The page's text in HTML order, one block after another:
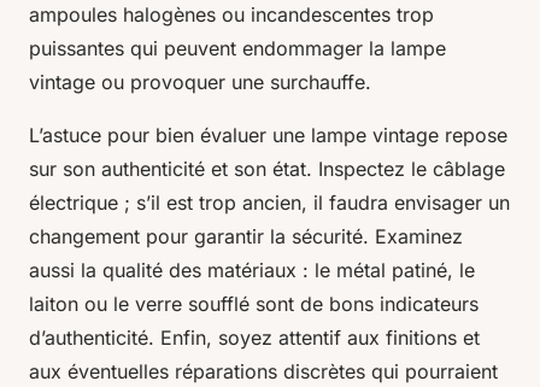
ampoules halogènes ou incandescentes trop
puissantes qui peuvent endommager la lampe
vintage ou provoquer une surchauffe.
L’astuce pour bien évaluer une lampe vintage repose
sur son authenticité et son état. Inspectez le câblage
électrique ; s’il est trop ancien, il faudra envisager un
changement pour garantir la sécurité. Examinez
aussi la qualité des matériaux : le métal patiné, le
laiton ou le verre soufflé sont de bons indicateurs
d’authenticité. Enfin, soyez attentif aux finitions et
aux éventuelles réparations discrètes qui pourraient